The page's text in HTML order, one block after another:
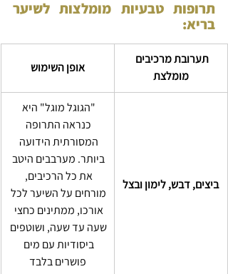
בריא:
תערובת מרכיבים
מומלצת
אופן השימוש
ביצים, דבש, לימון ובצל
"הגוגל מוגל" היא
כנראה התרופה
המסורתית הידועה
ביותר. מערבבים היטב
את כל הרכיבים,
מורחים על השיער לכל
אורכו, ממתינים כחצי
שעה עד שעה, ושוטפים
ביסודיות עם מים
פושרים בלבד